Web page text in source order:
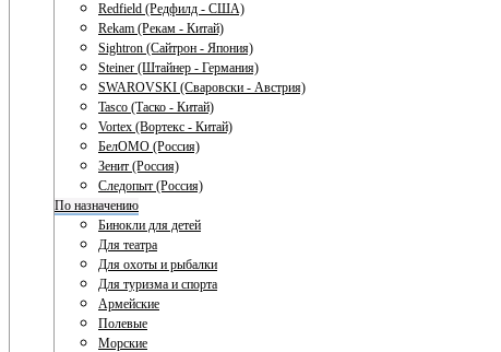
Redfield (Редфилд - США)
Rekam (Рекам - Китай)
Sightron (Сайтрон - Япония)
Steiner (Штайнер - Германия)
SWAROVSKI (Сваровски - Австрия)
Tasco (Таско - Китай)
Vortex (Вортекс - Китай)
БелОМО (Россия)
Зенит (Россия)
Следопыт (Россия)
По назначению
Бинокли для детей
Для театра
Для охоты и рыбалки
Для туризма и спорта
Армейские
Полевые
Морские